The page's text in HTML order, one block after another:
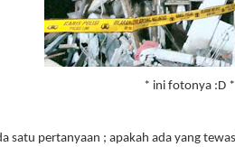
* ini fotonya :D *
satu pertanyaan ; apakah ada yang